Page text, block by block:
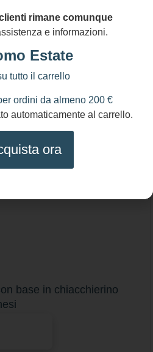
base in chiacchierino
rimane comunque
e informazioni.
Estate
tutto il carrello
ordini da almeno 200 €
automaticamente al carrello.
ora